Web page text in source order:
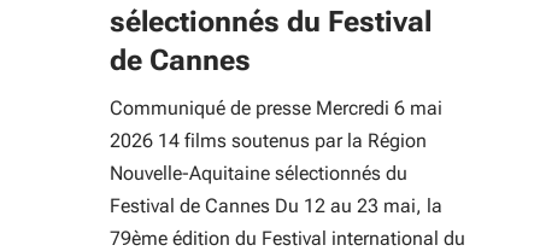
sélectionnés du Festival
de Cannes
Communiqué de presse Mercredi 6 mai
2026 14 films soutenus par la Région
Nouvelle-Aquitaine sélectionnés du
Festival de Cannes Du 12 au 23 mai, la
79ème édition du Festival international du